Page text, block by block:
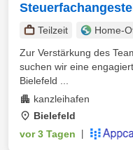
Teilzeit Home-
Zur Verstärkung des
suchen wir eine
Bielefeld ...
kanzleihafen
Bielefeld
vor 3 Tagen